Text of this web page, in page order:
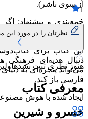
از سوی ناشر).
جمع‌بندی و پیشنهاد:
فارسی را پاس دارد و هم
خسرو و شیرین
این کتاب برای
دنبال هدیه‌ای فرهنگی
می‌تواند پنجره‌ای به
فارسی باز کند.
ایجاد شده با هوش
1
۰
نظرتان را در مورد این
هنوز نظری ثبت نشده
معرفی کتاب
خسرو و شیرین